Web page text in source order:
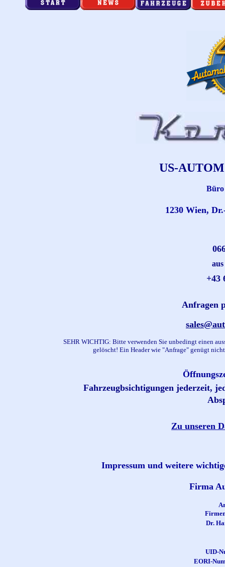
US-
Büro
1230 Wien,
0
+43
Anfragen
SEHR WICHTIG: Bitte verwenden Sie unbedingt einen
gelöscht! Ein Header wie "Anfrage" genügt
Fahrzeugbsichtigungen jederzeit,
Zu unseren
Impressum und weitere
Firma
Dr.
UID-
EORI-